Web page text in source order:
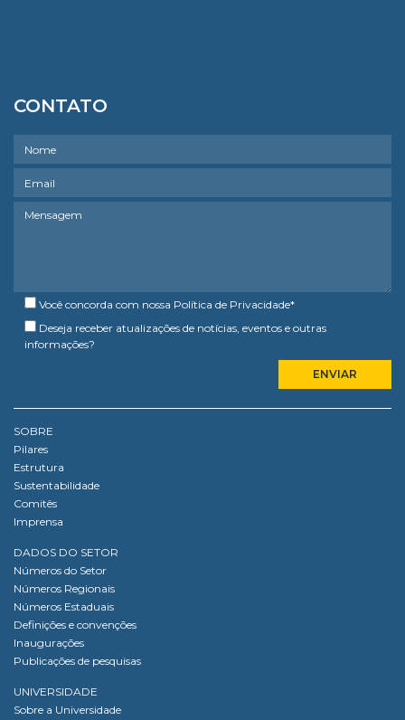
CONTATO
Você concorda com nossa Política de Privacidade*
Deseja receber atualizações de notícias, eventos e outras
informações?
SOBRE
Pilares
Estrutura
Sustentabilidade
Comitês
Imprensa
DADOS DO SETOR
Números do Setor
Números Regionais
Números Estaduais
Definições e convenções
Inaugurações
Publicações de pesquisas
UNIVERSIDADE
Sobre a Universidade